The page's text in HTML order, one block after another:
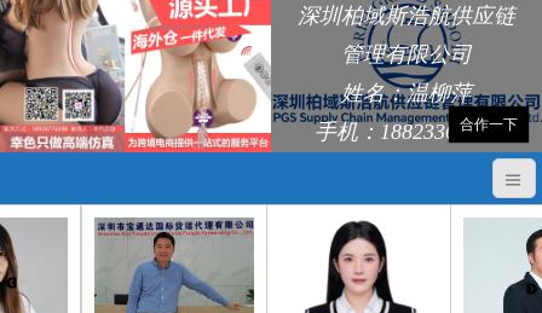
深圳柏域斯浩航供应链
管理有限公司
姓名：温柳萍
手机：18823368248
合作一下